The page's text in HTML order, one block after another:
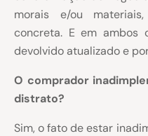
morais e/ou
concreta. E em ambos
devolvido atualizado e
O comprador
distrato?
Sim, o fato de estar